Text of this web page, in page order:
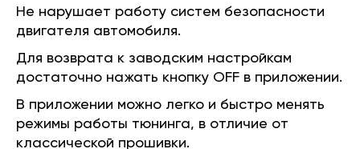
Не нарушает работу систем безопасности
двигателя автомобиля.
Для возврата к заводским настройкам
достаточно нажать кнопку OFF в приложении.
В приложении можно легко и быстро менять
режимы работы тюнинга, в отличие от
классической прошивки.